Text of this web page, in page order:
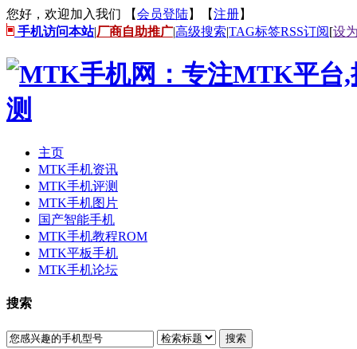
您好，欢迎加入我们 【会员登陆】【注册】
手机访问本站|厂商自助推广|高级搜索|TAG标签RSS订阅[设
主页
MTK手机资讯
MTK手机评测
MTK手机图片
国产智能手机
MTK手机教程ROM
MTK平板手机
MTK手机论坛
搜索
搜索